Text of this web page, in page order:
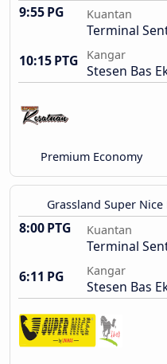
9:55 PG Kuantan
Terminal
10:15 PTG
Kangar
Stesen Bas
Premium Economy
Grassland Super Nice
8:00 PTG Kuantan
Terminal
6:11 PG
Kangar
Stesen Bas